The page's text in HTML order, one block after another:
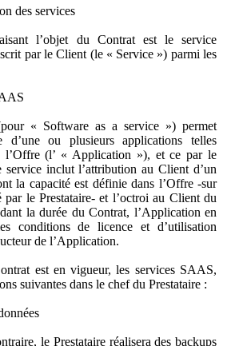
des services
l’objet du Contrat est le service
par le Client (le « Service ») parmi les
« Software as a service ») permet
d’une ou plusieurs applications telles
l’Offre (l’ « Application »), et ce par le
service inclut l’attribution au Client d’un
la capacité est définie dans l’Offre -sur
par le Prestataire- et l’octroi au Client du
la durée du Contrat, l’Application en
conditions de licence et d’utilisation
de l’Application.
est en vigueur, les services SAAS,
suivantes dans le chef du Prestataire :
le Prestataire réalisera des backups